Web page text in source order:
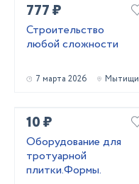
777 ₽
Строительство
любой сложности
7 марта 2026 Мытищи
10 ₽
Оборудование для
тротуарной
плитки.Формы.